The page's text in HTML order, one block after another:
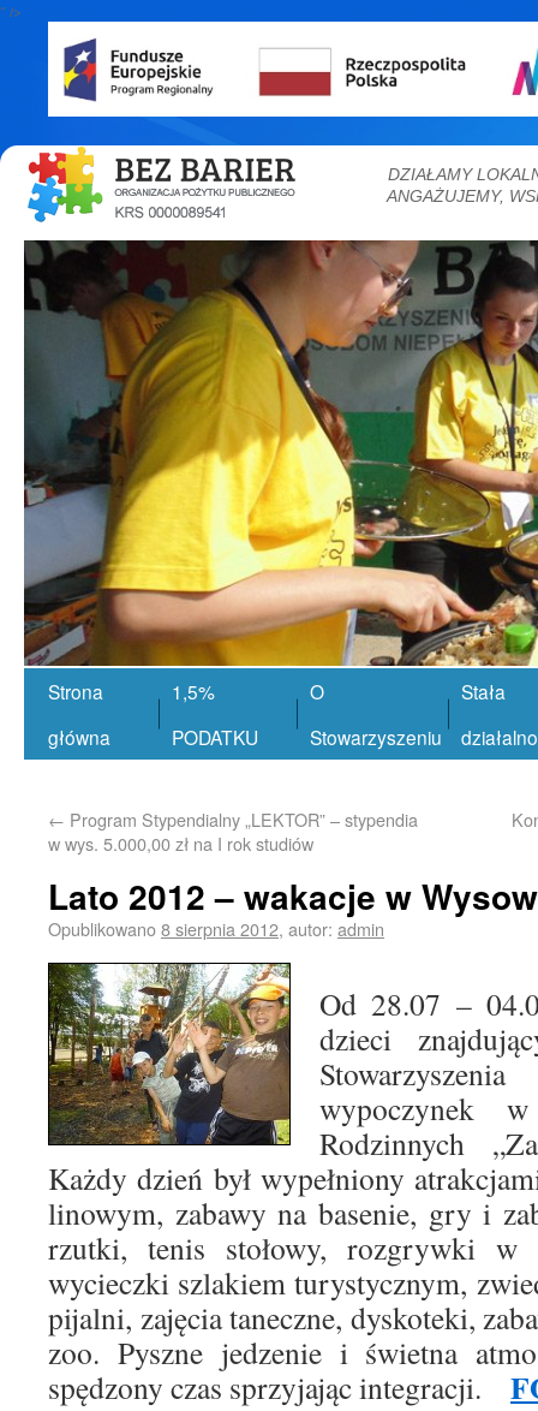
" />
DZIAŁAMY
ANGAŻUJEMY,
Strona
główna
1,5%
PODATKU
O
Stowarzyszeniu
Stała
← Program Stypendialny „LEKTOR” – stypendia
w wys. 5.000,00 zł na I rok studiów
Lato 2012 – wakacje w
Opublikowano8 sierpnia 2012, autor: admin
Od 28.07 –
dzieci
wypoczynek
Rodzinnych
Każdy dzień był wypełniony
linowym, zabawy na basenie, gry i
rzutki, tenis stołowy, rozgrywki w
wycieczki szlakiem turystycznym,
pijalni, zajęcia taneczne, dyskoteki,
zoo. Pyszne jedzenie i świetna
spędzony czas sprzyjając integracji.